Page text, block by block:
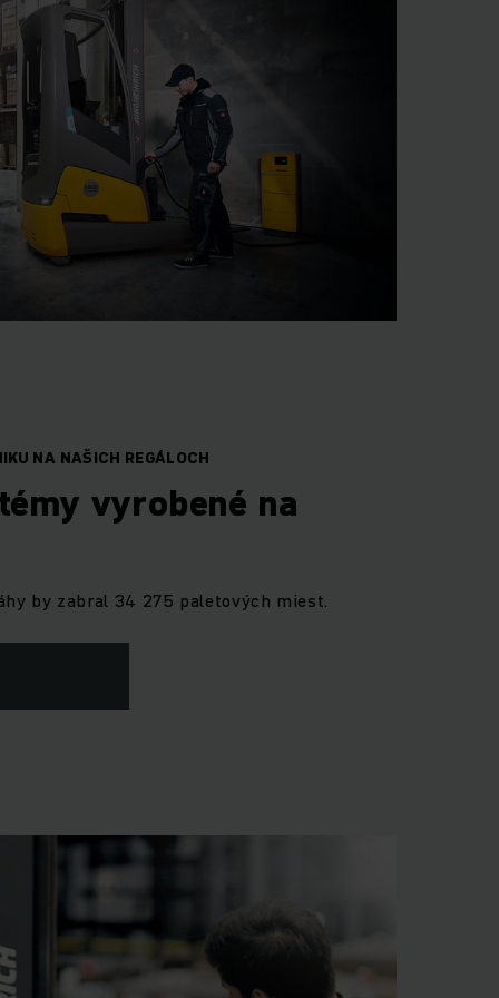
NA NAŠICH REGÁLOCH
vyrobené na
by zabral 34 275 paletových miest.